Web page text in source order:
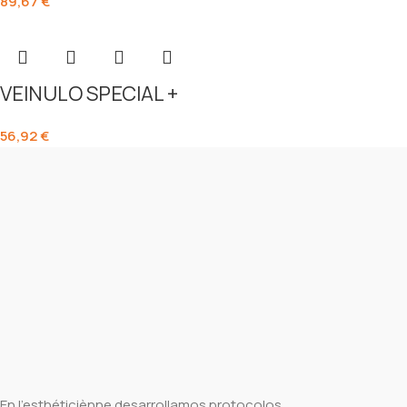
VEINULO SPECIAL +
56,92€